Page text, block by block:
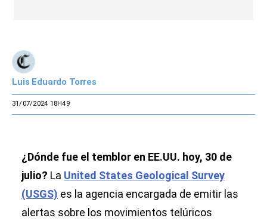
Luis Eduardo Torres
31/07/2024 18H49
¿Dónde fue el temblor en EE.UU. hoy, 30 de
julio? La United States Geological Survey
(USGS) es la agencia encargada de emitir las
alertas sobre los movimientos telúricos